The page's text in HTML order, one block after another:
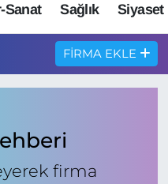
Sanat Sağlık Siyaset
FIRMA EKLE
firma